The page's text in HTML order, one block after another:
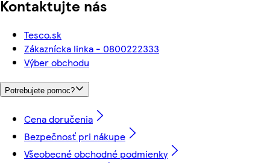
Kontaktujte nás
Tesco.sk
Zákaznícka linka - 0800222333
Výber obchodu
Potrebujete pomoc?
Cena doručenia
Bezpečnosť pri nákupe
Všeobecné obchodné podmienky